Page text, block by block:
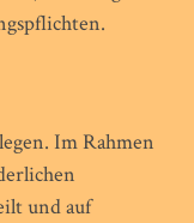
Im Rahmen
und auf